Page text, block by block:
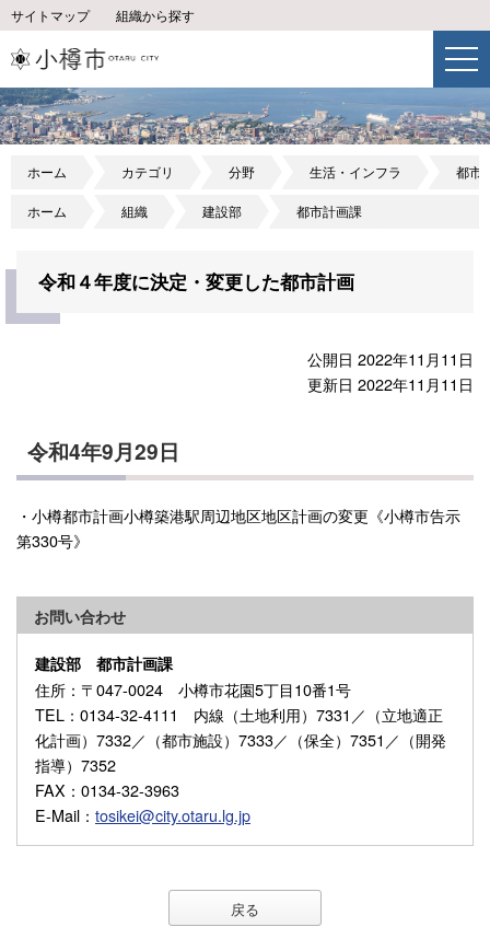
サイトマップ 組織から探す
ホーム カテゴリ 分野 生活・インフラ 都市
ホーム 組織 建設部 都市計画課
令和４年度に決定・変更した都市計画
公開日 2022年11月11日
更新日 2022年11月11日
令和4年9月29日
・小樽都市計画小樽築港駅周辺地区地区計画の変更《小樽市告示
第330号》
お問い合わせ
建設部 都市計画課
住所 ：〒047-0024 小樽市花園5丁目10番1号
TEL ：0134-32-4111 内線（土地利用）7331／（立地適正
化計画）7332／（都市施設）7333／（保全）7351／（開発
指導）7352
FAX ：0134-32-3963
E-Mail ： tosikei@city.otaru.lg.jp
戻る